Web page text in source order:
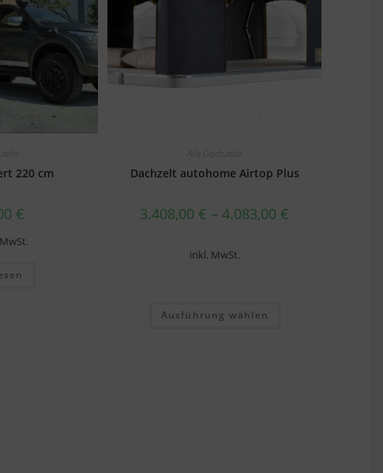
220 cm
€
Alle Dachzelte
Dachzelt autohome Airtop Plus
3.408,00 € –4.083,00 €
inkl. MwSt.
Ausführung wählen